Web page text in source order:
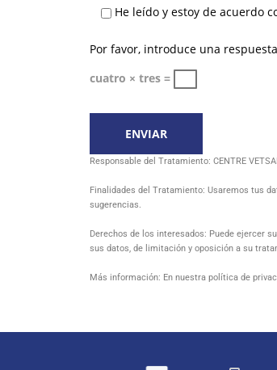
He leído y estoy de acuerdo
Por favor, introduce una
cuatro × tres =
Responsable del Tratamiento: CENTRE
Finalidades del Tratamiento: Usaremos tus
sugerencias.
Derechos de los interesados: Puede ejercer
sus datos, de limitación y oposición a su
Más información: En nuestra política de